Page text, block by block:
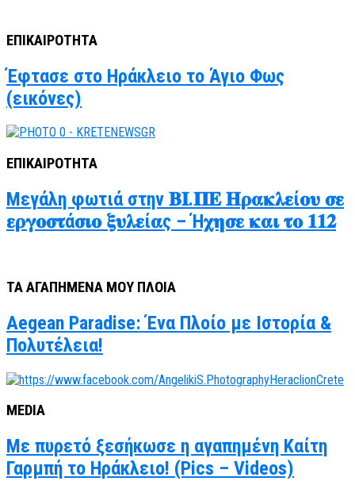
ΕΠΙΚΑΙΡΟΤΗΤΑ
Έφτασε στο Ηράκλειο το Άγιο Φως
(εικόνες)
ΕΠΙΚΑΙΡΟΤΗΤΑ
Μεγάλη φωτιά στην 𝚩𝚰.𝚷𝚬 𝚮𝛒𝛂𝛋𝛌𝛆ί𝛐𝛖 𝛔𝛆
𝛆𝛒𝛄𝛐𝛔𝛕ά𝛔𝛊𝛐 𝛏𝛖𝛌𝛆ί𝛂ς – Ή𝛘𝛈𝛔𝛆 𝛋𝛂𝛊 𝛕𝛐 𝟏𝟏𝟐
ΤΑ ΑΓΑΠΗΜΕΝΑ ΜΟΥ ΠΛΟΙΑ
Aegean Paradise: Ένα Πλοίο με Ιστορία &
Πολυτέλεια!
MEDIA
Με πυρετό ξεσήκωσε η αγαπημένη Καίτη
Γαρμπή το Ηράκλειο! (Pics – Videos)